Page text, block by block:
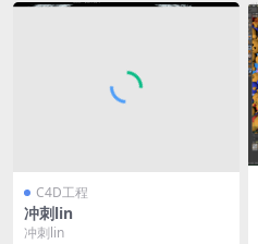
C4D工程
冲刺lin
冲刺lin